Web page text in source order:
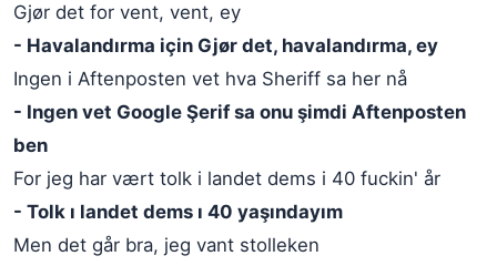
Gjør det for vent, vent, ey
- Havalandırma için Gjør det, havalandırma, ey
Ingen i Aftenposten vet hva Sheriff sa her nå
- Ingen vet Google Şerif sa onu şimdi Aftenposten
ben
For jeg har vært tolk i landet dems i 40 fuckin' år
- Tolk ı landet dems ı 40 yaşındayım
Men det går bra, jeg vant stolleken